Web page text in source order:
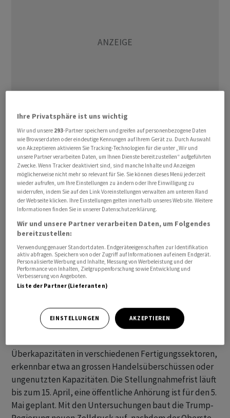
Die US-Regierung hat am Mittwoch eine neue
Handelsuntersuchung zu industriellen
Überkapazitäten ‌bei ⁠16 wichtigen Handelspartnern
eingeleitet, die bis zum ⁠Sommer zu neuen Zöllen
führen könnte.
US-Handelsbeauftragter Jamieson Greer ‌nannte als
Ziele der Untersuchung ‌nach Section 301 ​des
Handelsgesetzes China, die EU, Indien, Japan,
Südkorea und Mexiko sowie zehn weitere Länder,
darunter Taiwan, Vietnam und die Schweiz, nicht ‌jedoch
Kanada. Am Donnerstag soll zudem eine weitere
Untersuchung zu Zwangsarbeit gestartet werden, die
Greer erklärte, die ​Untersuchungen konzentrierten sich
Überkapazitäten in verschiedenen Fertigungssektoren,
erkennbar etwa ‌an grossen Handelsüberschüssen oder
ungenutzten Kapazitäten. Die Stellungnahmefrist läuft
bis zum 15. April, eine öffentliche Anhörung ​ist ​für den 5.
⁠Mai geplant. Mit den ​Untersuchungen baut die Trump-
Ihre Privatsphäre ist uns wichtig
Wir und unsere 293-Partner speichern und greifen auf personenbezogene Daten
wie Browserdaten oder eindeutige Kennungen auf Ihrem Gerät zu. Durch Auswahl
von Akzeptieren aktivieren Sie Tracking-Technologien für die unter „Wir und
unsere Partner verarbeiten Daten, um Ihnen Dienste bereitzustellen“ aufgeführten
Zwecke. Wenn Tracker deaktiviert sind, sind manche Inhalte und Anzeigen
möglicherweise nicht mehr so relevant für Sie. Sie können dieses Menü jederzeit
wieder aufrufen, um Ihre Einstellungen zu ändern oder Ihre Einwilligung zu
widerrufen, indem Sie auf den Link Voreinstellungen verwalten am unteren Rand
der Webseite klicken. Ihre Einstellungen gelten innerhalb unseres Website. Weitere
Informationen finden Sie in unserer Datenschutzerklärung.
Wir und unsere Partner verarbeiten Daten, um Folgendes
bereitzustellen:
Verwendung genauer Standortdaten. Endgeräteeigenschaften zur Identifikation
aktiv abfragen. Speichern von oder Zugriff auf Informationen auf einem Endgerät.
Personalisierte Werbung und Inhalte, Messung von Werbeleistung und der
Performance von Inhalten, Zielgruppenforschung sowie Entwicklung und
Verbesserung von Angeboten.
Liste der Partner (Lieferanten)
EINSTELLUNGEN AKZEPTIEREN